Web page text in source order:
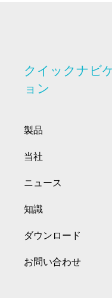
クイックナビ
ョン
製品
当社
ニュース
知識
ダウンロード
お問い合わせ